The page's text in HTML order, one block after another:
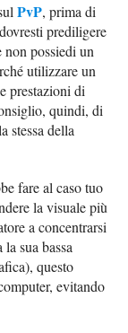
PvP, prima di
prediligere
non possiedi un
utilizzare un
prestazioni di
quindi, di
stessa della
fare al caso tuo
la visuale più
a concentrarsi
sua bassa
questo
evitando